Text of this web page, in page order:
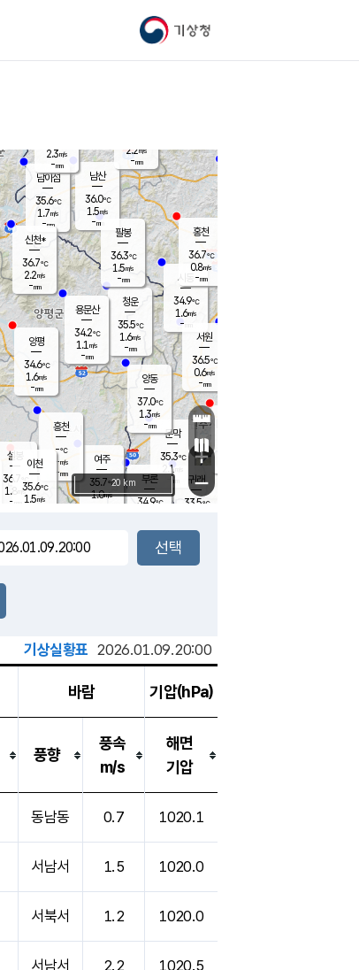
기상청
문막
35.3℃
2.1m/s
mm
남이섬
35.6℃
1.7m/s
-mm
부론
34.9℃
남산
36.0℃
1.5m/s
-mm
청운
35.5℃
1.6m/s
-mm
팔봉
36.3℃
1.5m/s
-mm
여주
35.7℃
1.0m/s
양동
37.0℃
1.3m/s
-mm
장호원
2.3m/s
-mm
신천*
36.7℃
2.2m/s
-mm
흥천
-℃
-m/s
-mm
설봉
36.7
1.8 m/s
- mm
시동
34.9℃
1.6m/s
- mm
귀래
33.5℃
서원
36.5℃
0.6m/s
-mm
용문산
34.2℃
1.1 m/s
-mm
홍천
36.7℃
0.8m/s
-mm
이천
35.6℃
1.5m/s
양평
34.6℃
1.6m/s
-mm
2.2m/s
-mm
+
−
20 km
기상실황표 2026.01.09.20:00
바람 기압(hPa)
풍향
풍속
m/s
해면
기압
동남동 0.7 1020.1
서남서 1.5 1020.0
서북서 1.2 1020.0
서남서 2.2 1020.5